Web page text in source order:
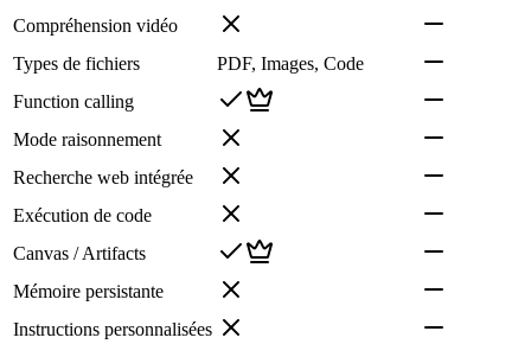
Compréhension vidéo
Types de fichiers
PDF, Images, Code
Function calling
Mode raisonnement
Recherche web intégrée
Exécution de code
Canvas / Artifacts
Mémoire persistante
Instructions personnalisées